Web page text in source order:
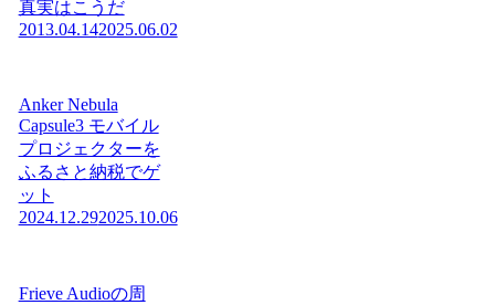
真実はこうだ
2013.04.142025.06.02
Anker Nebula
Capsule3 モバイル
プロジェクターを
ふるさと納税でゲ
ット
2024.12.292025.10.06
Frieve Audioの周